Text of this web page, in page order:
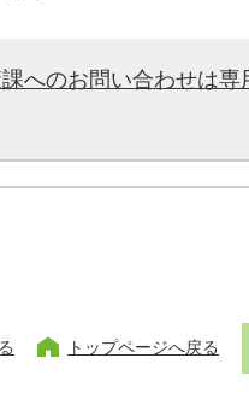
へのお問い合わせは専
トップページへ戻る